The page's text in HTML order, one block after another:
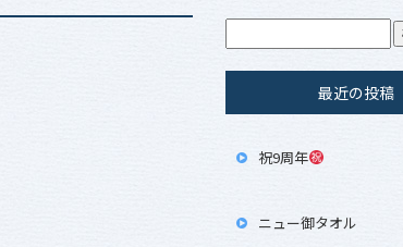
最近の投稿
祝9周年
ニュー御タオル